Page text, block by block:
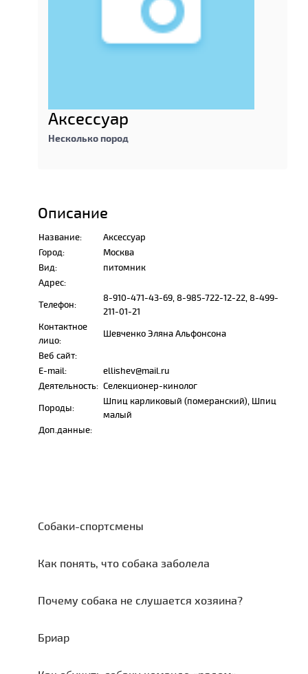
Аксeссуар
Несколько пород
Описание
Название:
Аксeссуар
Город:
Москва
Вид:
питомник
Адрес:
Телефон:
8-910-471-43-69, 8-985-722-12-22, 8-499-
211-01-21
Контактное
лицо:
Шeвчeнко Эляна Альфонсона
Веб сайт:
E-mail:
ellishev@mail.ru
Деятельность: Сeлeкционeр-кинолог
Породы:
Шпиц карликовый (померанский), Шпиц
малый
Доп.данные:
Собаки-спортсмены
Как понять, что собака заболела
Почему собака не слушается хозяина?
Бриар